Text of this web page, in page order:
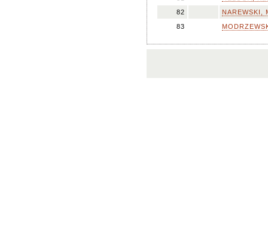
82
NAREWSKI,
83